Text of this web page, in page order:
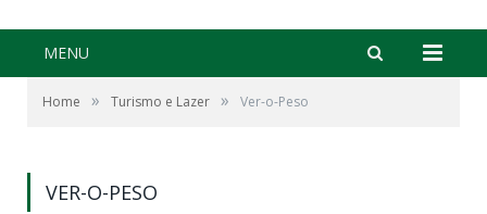
MENU
Home » Turismo e Lazer » Ver-o-Peso
VER-O-PESO